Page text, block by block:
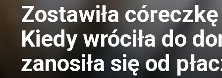
Zostawiła
Kiedy wróciła do
zanosiła się od